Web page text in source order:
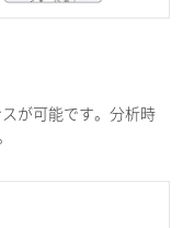
が可能です。分析時